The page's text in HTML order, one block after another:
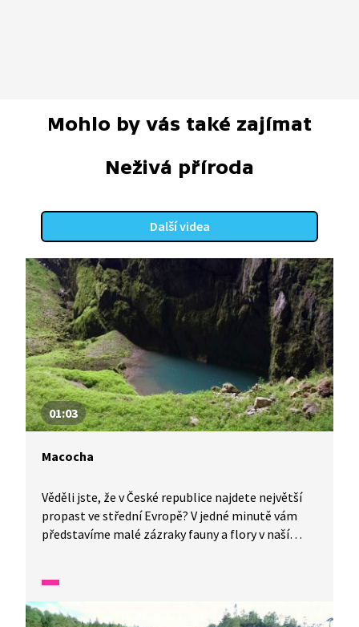
Mohlo by vás také zajímat
Neživá příroda
Další videa
01:03
Macocha
Věděli jste, že v České republice najdete největší
propast ve střední Evropě? V jedné minutě vám
představíme malé zázraky fauny a flory v naší